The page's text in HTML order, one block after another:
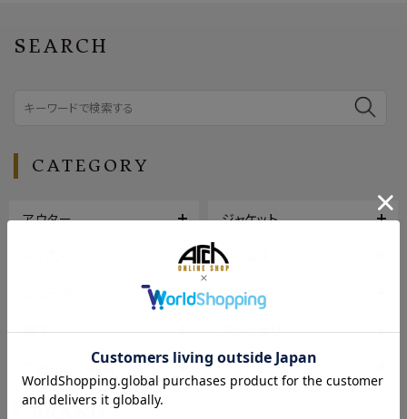
SEARCH
CATEGORY
アウター ジャケット
ボトムス
バッグ
帽子 アクセサリー
ファッション雑貨 ヴィンテージ